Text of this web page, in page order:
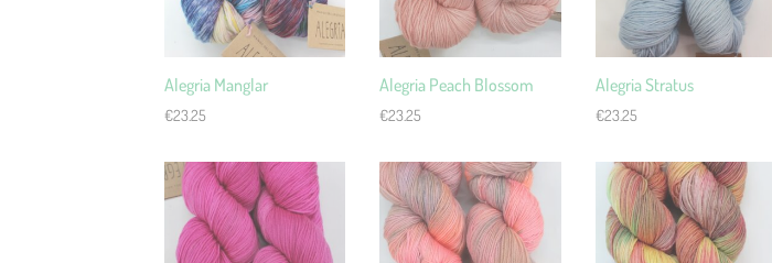
Alegria Manglar
€23.25
Alegria Peach Blossom
€23.25
Alegria Stratus
€23.25